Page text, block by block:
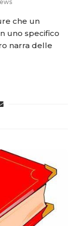
che un
uno specifico
narra delle